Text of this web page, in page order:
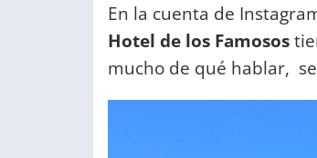
En la cuenta de
Hotel de los Famosos
mucho de qué hablar,